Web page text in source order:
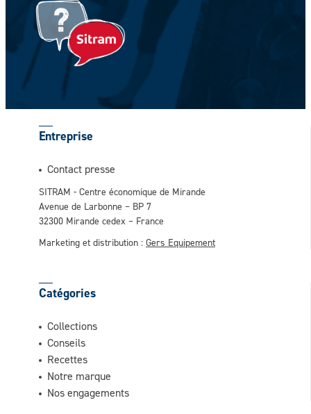
Entreprise
Contact presse
SITRAM - Centre économique de Mirande
Avenue de Larbonne – BP 7
32300 Mirande cedex – France
Marketing et distribution : Gers Equipement
Catégories
Collections
Conseils
Recettes
Notre marque
Nos engagements